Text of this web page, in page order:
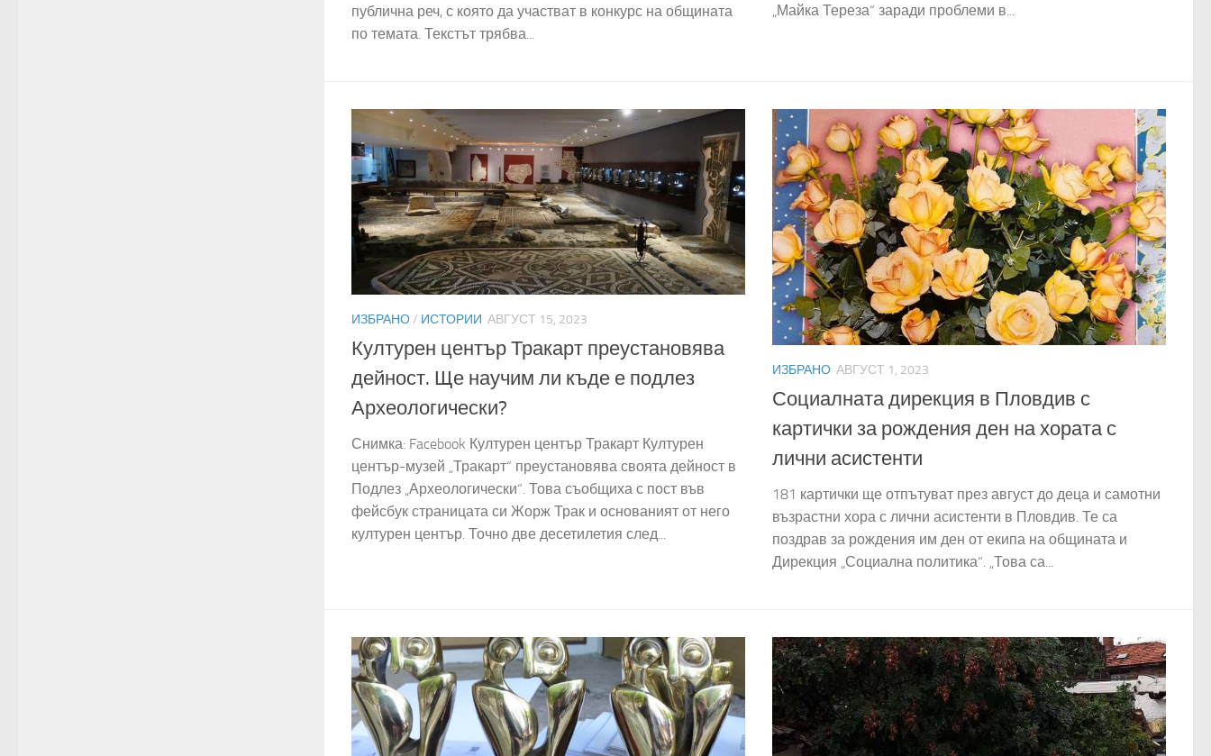
публична реч, с която да участват в конкурс на общината
по темата. Текстът трябва...
„Майка Тереза“ заради проблеми в...
ИЗБРАНО/ ИСТОРИИ АВГУСТ 15, 2023
Културен център Тракарт преустановява
дейност. Ще научим ли къде е подлез
Археологически?
Снимка: Facebook Културен център Тракарт Културен
център-музей „Тракарт“ преустановява своята дейност в
Подлез „Археологически“. Това съобщиха с пост във
фейсбук страницата си Жорж Трак и основаният от него
културен център. Точно две десетилетия след...
ИЗБРАНО АВГУСТ 1, 2023
Социалната дирекция в Пловдив с
картички за рождения ден на хората с
лични асистенти
181 картички ще отпътуват през август до деца и самотни
възрастни хора с лични асистенти в Пловдив. Те са
поздрав за рождения им ден от екипа на общината и
Дирекция „Социална политика“. „Това са...